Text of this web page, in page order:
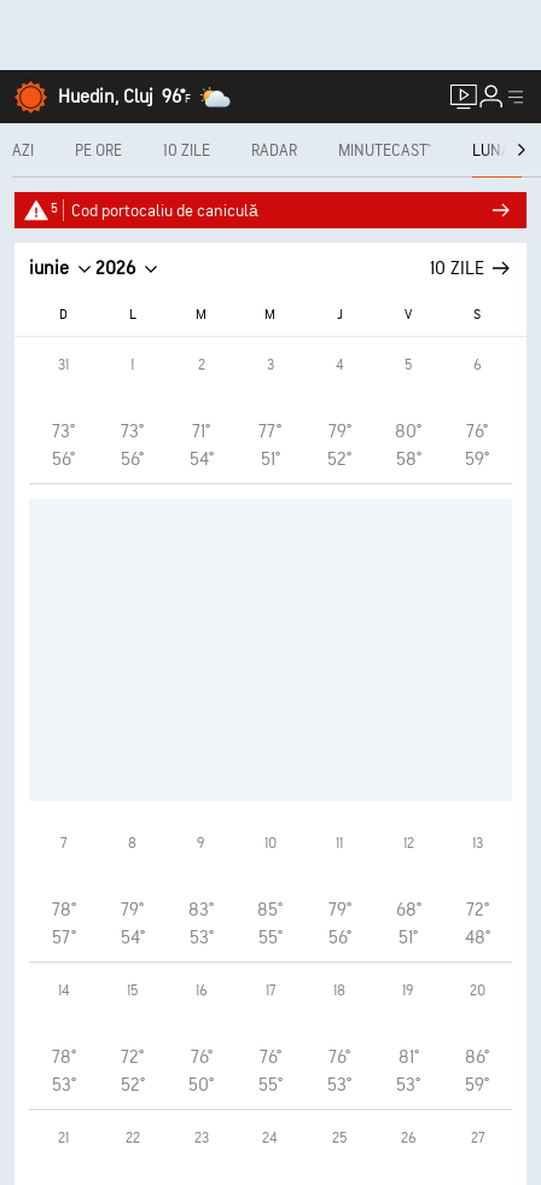
Huedin, Cluj 96°F
AZI PE ORE 10 ZILE RADAR MINUTECAST® LUNAR
5 Cod portocaliu de caniculă
iunie 2026 10 ZILE
D L M M J V S
31
73°
56°
1
73°
56°
2
71°
54°
3
77°
51°
4
79°
52°
5
80°
58°
6
76°
59°
7
78°
57°
8
79°
54°
9
83°
53°
10
85°
55°
11
79°
56°
12
68°
51°
13
72°
48°
14
78°
53°
15
72°
52°
16
76°
50°
17
76°
55°
18
76°
53°
19
81°
53°
20
86°
59°
21 22 23 24 25 26 27